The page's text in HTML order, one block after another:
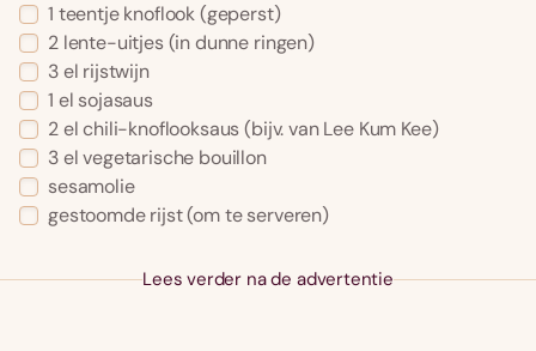
1 teentje knoflook (geperst)
2 lente-uitjes (in dunne ringen)
3 el rijstwijn
1 el sojasaus
2 el chili-knoflooksaus (bijv. van Lee Kum Kee)
3 el vegetarische bouillon
sesamolie
gestoomde rijst (om te serveren)
Lees verder na de advertentie